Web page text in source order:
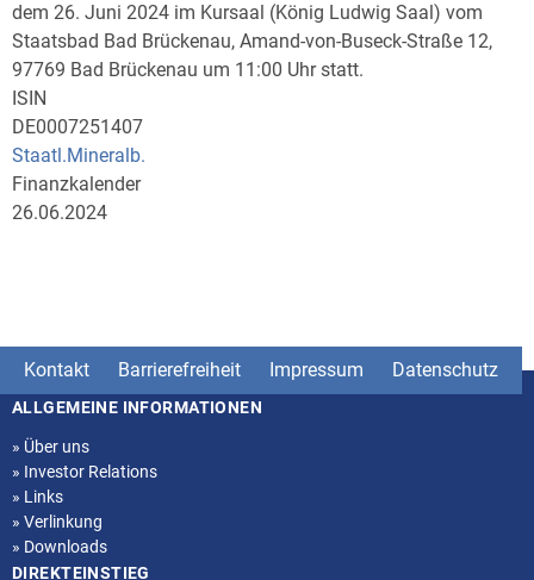
dem 26. Juni 2024 im Kursaal (König Ludwig Saal) vom
Staatsbad Bad Brückenau, Amand-von-Buseck-Straße 12,
97769 Bad Brückenau um 11:00 Uhr statt.
ISIN
DE0007251407
Staatl.Mineralb.
Finanzkalender
26.06.2024
Kontakt Barrierefreiheit Impressum Datenschutz
Seitenstruktur
ALLGEMEINE INFORMATIONEN
» Über uns
» Investor Relations
» Links
» Verlinkung
» Downloads
DIREKTEINSTIEG